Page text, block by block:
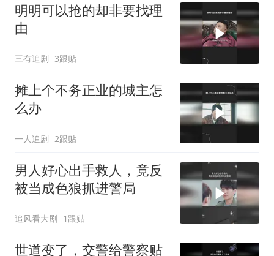
明明可以抢的却非要找理
由
三有追剧 3跟贴
摊上个不务正业的城主怎
么办
一人追剧 2跟贴
男人好心出手救人，竟反
被当成色狼抓进警局
追风看大剧 1跟贴
世道变了，交警给警察贴